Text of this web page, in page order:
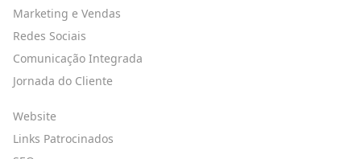
Marketing e Vendas
Redes Sociais
Comunicação Integrada
Jornada do Cliente
Website
Links Patrocinados